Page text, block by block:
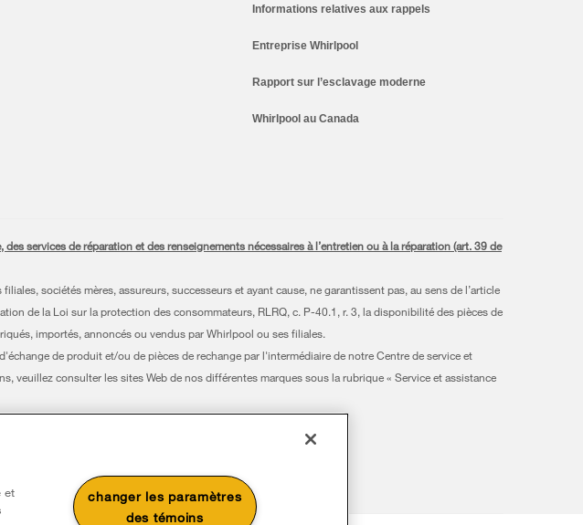
Informations relatives aux rappels
Entreprise Whirlpool
Rapport sur l’esclavage moderne
Whirlpool au Canada
services de réparation et des renseignements nécessaires à l’entretien ou à la réparation (art. 39 de
sociétés mères, assureurs, successeurs et ayant cause, ne garantissent pas, au sens de l’article
de la Loi sur la protection des consommateurs, RLRQ, c. P-40.1, r. 3, la disponibilité des pièces de
importés, annoncés ou vendus par Whirlpool ou ses filiales.
de produit et/ou de pièces de rechange par l'intermédiaire de notre Centre de service et
consulter les sites Web de nos différentes marques sous la rubrique « Service et assistance
et
changer les paramètres
des témoins